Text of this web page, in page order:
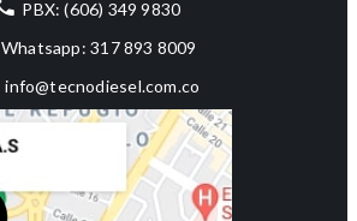
PBX: (606) 349 9830
Whatsapp: 317 893 8009
info@tecnodiesel.com.co